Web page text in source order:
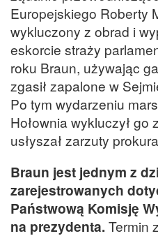
Europejskiego Roberty
wykluczony z obrad i
eskorcie straży
roku Braun, używając
zgasił zapalone w
Po tym wydarzeniu
Hołownia wykluczył go
usłyszał zarzuty
Braun jest jednym z
zarejestrowanych
Państwową Komisję
na prezydenta. Termin